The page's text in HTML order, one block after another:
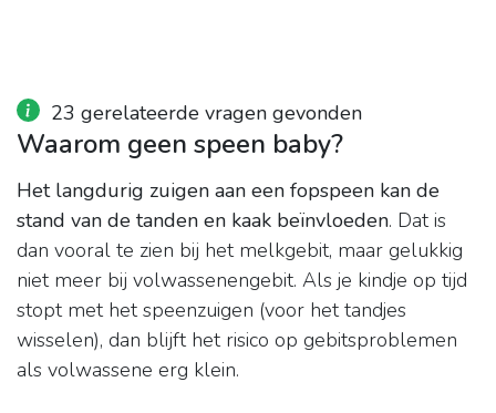
23 gerelateerde vragen gevonden
Waarom geen speen baby?
Het langdurig zuigen aan een fopspeen kan de
stand van de tanden en kaak beïnvloeden. Dat is
dan vooral te zien bij het melkgebit, maar gelukkig
niet meer bij volwassenengebit. Als je kindje op tijd
stopt met het speenzuigen (voor het tandjes
wisselen), dan blijft het risico op gebitsproblemen
als volwassene erg klein.